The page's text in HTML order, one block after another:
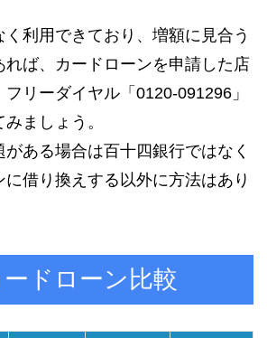
利用できており、増額に見合う
れば、カードローンを申請した店
リーダイヤル「0120-091296」
ましょう。
がある場合は百十四銀行ではなく
借り換えする以外に方法はあり
ドローン比較